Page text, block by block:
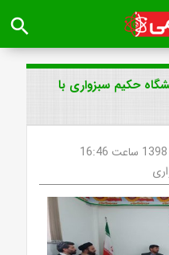
search
حکیم سبزواری با